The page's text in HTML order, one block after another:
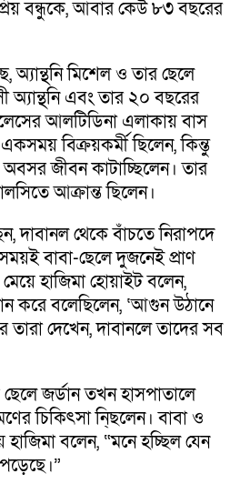
বন্ধুকে, আবার কেউ ৮৩ বছরের
অ্যান্থনি মিশেল ও তার ছেলে
অ্যান্থনি এবং তার ২০ বছরের
আলটিডিনা এলাকায় বাস
বিক্রয়কর্মী ছিলেন, কিন্তু
জীবন কাটাচ্ছিলেন। তার
আক্রান্ত ছিলেন।
দাবানল থেকে বাঁচতে নিরাপদে
বাবা-ছেলে দুজনেই প্রাণ
মেয়ে হাজিমা হোয়াইট বলেন,
করে বলেছিলেন, ‘আগুন উঠানে
তারা দেখেন, দাবানলে তাদের সব
জর্ডান তখন হাসপাতালে
চিকিৎসা নি্ছলেন। বাবা ও
বলেন, “মনে হচ্ছিল যেন